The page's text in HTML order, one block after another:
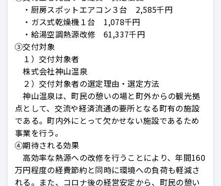
・厨房スポットエアコン３台 2,585千円
・ガス式乾燥機１台 1,078千円
・給湯空調熱源改修 61,337千円
③交付対象
１）交付対象者
株式会社神山温泉
２）交付対象者の選定理由・選定方法
神山温泉は、町民の憩いの場と町外からの観光拠
点として、交流や経済流通の要所となる町有の施設
である。町内外にとって欠かせない施設であるため
事業を行う。
④期待される効果
高効率な熱源への改修を行うことにより、年間160
万円程度の経費節約と同時に環境への負荷も軽減さ
れる。また、コロナ後の経営安定から、町民の憩い